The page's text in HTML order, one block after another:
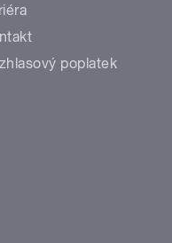
poplatek